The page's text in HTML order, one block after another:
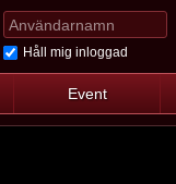
Håll mig inloggad
Event